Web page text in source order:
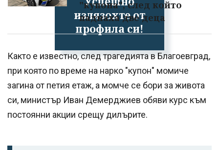
излязохте от
профила си!
"купона", след който
паднаха две деца
Както е известно, след трагедията в Благоевград,
при която по време на нарко "купон" момиче
загина от петия етаж, а момче се бори за живота
си, министър Иван Демерджиев обяви курс към
постоянни акции срещу дилърите.